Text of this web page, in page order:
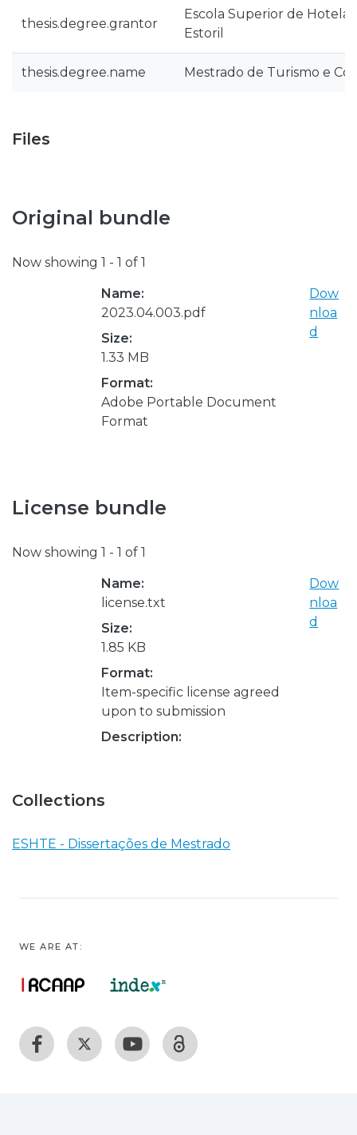
thesis.degree.grantor
Escola Superior de
Estoril
thesis.degree.name Mestrado de Turismo e
Files
Original bundle
Now showing 1 - 1 of 1
Name:
2023.04.003.pdf
Size:
1.33 MB
Format:
Adobe Portable Document
Format
Dow
nloa
d
License bundle
Now showing 1 - 1 of 1
Name:
license.txt
Size:
1.85 KB
Format:
Item-specific license agreed
upon to submission
Description:
Dow
nloa
d
Collections
ESHTE - Dissertações de Mestrado
WE ARE AT: